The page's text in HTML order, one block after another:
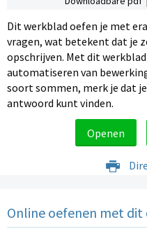
Dit werkblad oefen je met
vragen, wat betekent dat je
opschrijven. Met dit
automatiseren van
soort sommen, merk je dat
antwoord kunt vinden.
Openen
Online oefenen met